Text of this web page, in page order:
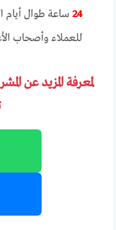
24 ساعة طوال أيام
للعملاء وأصحاب
لمعرفة المزيد عن